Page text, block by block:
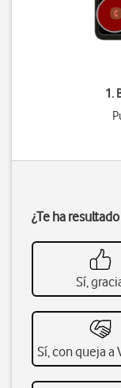
1.
¿Te ha
Sí,
Sí, con queja a